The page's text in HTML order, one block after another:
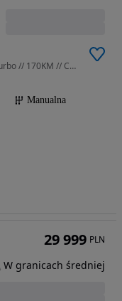
1598 cm3 • 170 KM • // Lift // 1.6 Benzyna // Turbo // 170KM // CarPlay // Kamera //
Manualna
29 999 PLN
W granicach średniej